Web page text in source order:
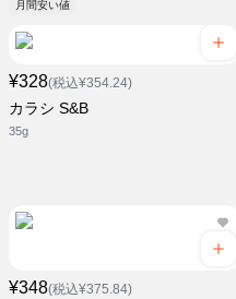
月間安い値
¥328(税込¥354.24)
カラシ S&B
35g
¥348(税込¥375.84)